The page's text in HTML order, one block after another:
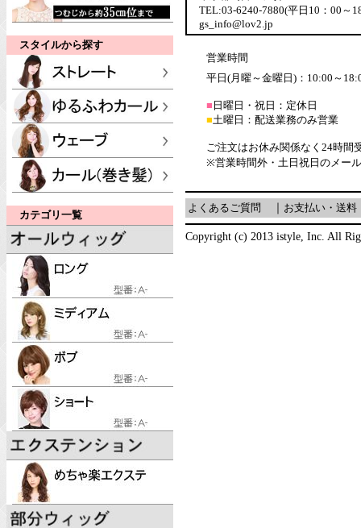
スタイルから探す
カテゴリ一覧
TEL:03-6240-7880(平日10：00～
gs_info@lov2.jp
営業時間
平日(月曜～金曜日)：10:00～
■ 日曜日・祝日：定休日
■土曜日：配送業務のみ営業
ご注文はお休み関係なく24時間
※営業時間外・土日祝日のメー
よくあるご質問 お支払い・送料
Copyright (c) 2013 istyle, Inc. All